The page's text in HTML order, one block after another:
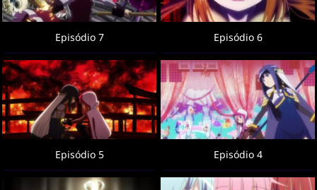
Episódio 7 Episódio 6
Episódio 5 Episódio 4